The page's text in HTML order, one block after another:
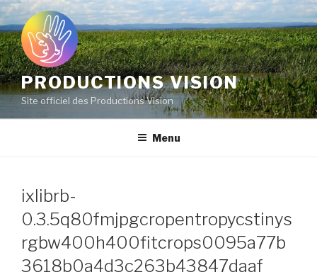
Aller
au
contenu
principal
PRODUCTIONS VISION
Site officiel des Productions Vision
Menu
ixlibrb-
0.3.5q80fmjpgcropentropycstinys
rgbw400h400fitcrops0095a77b
3618b0a4d3c263b43847daaf